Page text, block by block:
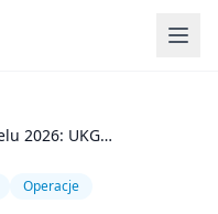
Workforce hotelu 2026: UKG vs Deputy vs 7shifts (30-180 USD/mc)
Operacje